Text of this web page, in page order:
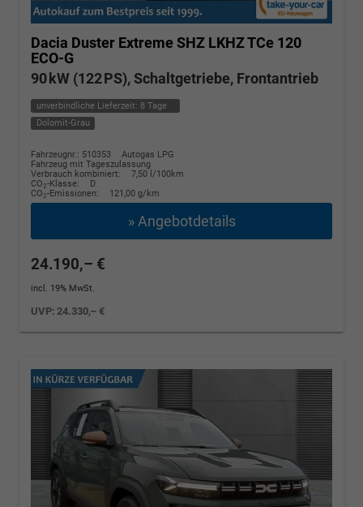
Dacia Duster Extreme SHZ LKHZ TCe 120
ECO-G
90 kW (122 PS), Schaltgetriebe, Frontantrieb
unverbindliche Lieferzeit: 8 Tage
Dolomit-Grau
Fahrzeugnr.: 510353
Autogas LPG
Fahrzeug mit Tageszulassung
Verbrauch kombiniert:
7,50 l/100km
CO2-Klasse:
D
CO2-Emissionen: 121,00 g/km
» Angebotdetails
24.190,– €
incl. 19% MwSt.
UVP:24.330,– €